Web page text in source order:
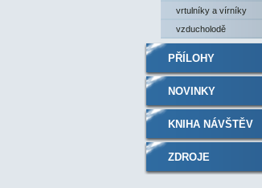
vrtulníky a vírníky
vzducholodě
PŘÍLOHY
NOVINKY
KNIHA NÁVŠTĚV
ZDROJE